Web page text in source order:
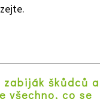
škůdců a
všechno, co se